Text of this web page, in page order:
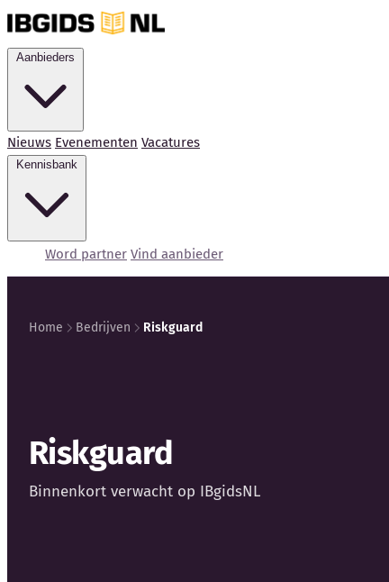
Nieuws Evenementen Vacatures
Word partner Vind aanbieder
Home Bedrijven Riskguard
Riskguard
Binnenkort verwacht op IBgidsNL